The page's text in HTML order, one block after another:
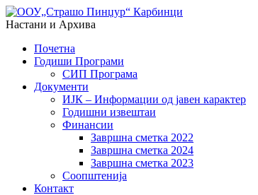
Menu
Search
Настани и Архива
Почетна
Годиши Програми
СИП Програма
Документи
ИЈК – Информации од јавен карактер
Годишни извештаи
Финансии
Завршна сметка 2022
Завршна сметка 2024
Завршна сметка 2023
Соопштенија
Контакт